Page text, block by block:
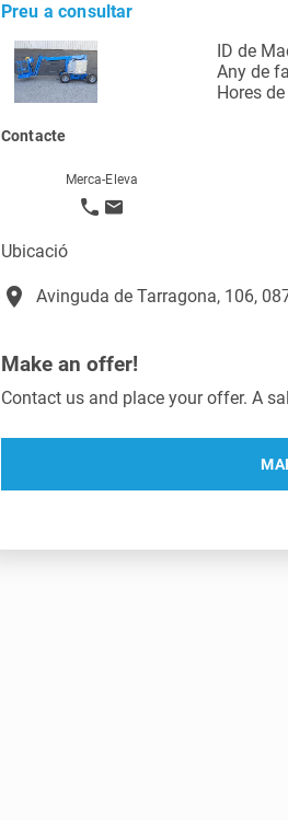
Preu a consultar
ID de
Any de
Hores
Contacte
Merca-Eleva
Ubicació
place Avinguda de Tarragona, 106,
Make an offer!
Contact us and place your offer. A